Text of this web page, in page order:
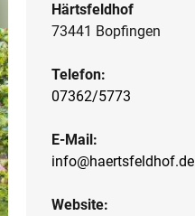
Härtsfeldhof
73441 Bopfingen
Telefon:
07362/5773
E-Mail:
info@haertsfeldhof.de
Website: